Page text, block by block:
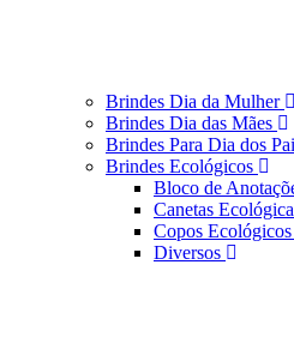
Brindes Dia da Mulher
Brindes Dia das Mães
Brindes Para Dia dos
Brindes Ecológicos
Bloco de
Canetas
Copos
Diversos